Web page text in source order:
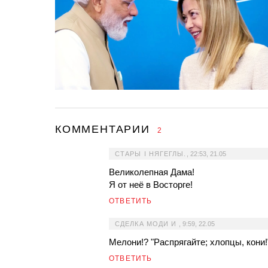
КОММЕНТАРИИ 2
СТАРЫ I НЯГЕГЛЫ. 22:53, 21.05
Великолепная Дама!
Я от неё в Восторге!
ОТВЕТИТЬ
СДЕЛКА МОДИ И ,9:59, 22.05
Мелони!? "Распрягайте; хлопцы,
ОТВЕТИТЬ